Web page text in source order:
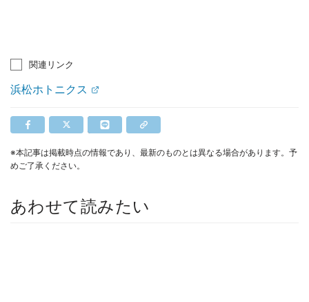
関連リンク
浜松ホトニクス
※本記事は掲載時点の情報であり、最新のものとは異なる場合があります。予
めご了承ください。
あわせて読みたい